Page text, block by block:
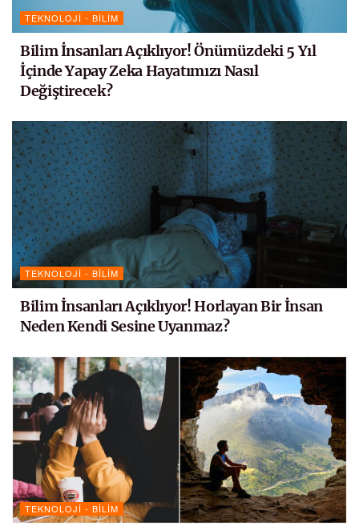
TEKNOLOJI - BILIM
Bilim İnsanları Açıklıyor! Önümüzdeki 5 Yıl
İçinde Yapay Zeka Hayatımızı Nasıl
Değiştirecek?
TEKNOLOJI - BILIM
Bilim İnsanları Açıklıyor! Horlayan Bir İnsan
Neden Kendi Sesine Uyanmaz?
TEKNOLOJI - BILIM